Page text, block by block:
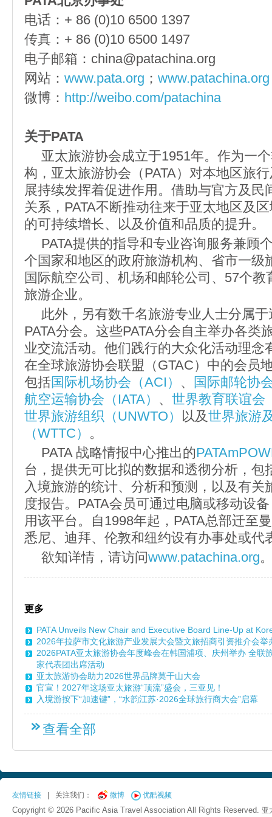
电话：+ 86 (0)10 6500 1397
传真：+ 86 (0)10 6500 1497
电子邮箱：china@patachina.org
网站： www.pata.org ； www.patachina.org
微博： http://weibo.com/patachina
关于PATA
亚太旅游协会成立于1951年。作为一
构，亚太旅游协会（PATA）对本地区旅
展持续发挥着促进作用。借助与官方及民
关系，PATA不断推动往来于亚太地区及
的可持续增长、以及价值和品质的提升。
PATA提供的指导和专业咨询服务兼顾
个国家和地区的政府旅游机构、省市一级
国际航空公司、机场和邮轮公司、57个教
旅游企业。
此外，另有数千名旅游专业人士分属
PATA分会。这些PATA分会自主举办各类
业交流活动。他们践行的大众化活动理念
在全球旅游协会联盟（GTAC）中的会员
包括国际机场协会（ACI） 、
国际邮轮协
航空运输协会（IATA） 、 世界教育联谊会
世界旅游组织（UNWTO）
以及世界旅游
（WTTC） 。
PATA 战略情报中心推出的
台，提供无可比拟的数据和透彻分析，包
入境旅游的统计、分析和预测，以及有关
度报告。PATA会员可通过电脑或移动设
用该平台。自1998年起，PATA总部迁至
悉尼、迪拜、伦敦和纽约设有办事处或代
欲知详情，请访问www.patachina.org
更多
PATA Unveils New Chair and Executive Board Line-Up at
2026年拉萨市文化旅游产业发展大会暨文旅招商引资推介会举
2026PATA亚太旅游协会年度峰会在韩国浦项、庆州举办 全联
家代表团出席活动
亚太旅游协会助力2026世界品牌莫干山大会
官宣！2027年这场亚太旅游“顶流”盛会，三亚见！
入境游按下“加速键”，“水韵江苏·2026全球旅行商大会”启幕
查看全部
友情链接 关注我们： 微博 优酷视频
Copyright © 2026 Pacific Asia Travel Association All Rights Reserved. 亚